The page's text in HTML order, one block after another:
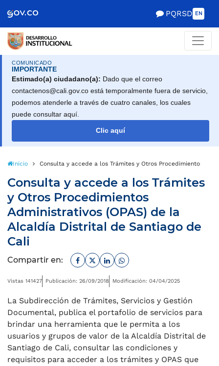
de Gobierno
PQRSD EN
COMUNICADO
IMPORTANTE
Estimado(a) ciudadano(a): Dado que el correo
contactenos@cali.gov.co está temporalmente fuera de servicio,
podemos atenderle a través de cuatro canales, los cuales
puede consultar aquí.
Clic aquí
Inicio Consulta y accede a los Trámites y Otros Procedimientos
Consulta y accede a los Trámites
y Otros Procedimientos
Administrativos (OPAS) de la
Alcaldía Distrital de Santiago de
Cali
Compartir en: Facebook
TwitterLinkedinWhatsapp
Vistas 141427 Publicación: 26/09/2018 Modificación: 04/04/2025
La Subdirección de Trámites, Servicios y Gestión
Documental, publica el portafolio de servicios para
brindar una herramienta que le permita a los
usuarios y grupos de valor de la Alcaldía Distrital de
Santiago de Cali, consultar las condiciones y
requisitos para acceder a los trámites y OPAS que